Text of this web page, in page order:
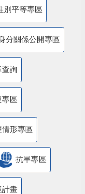
別平等專區
分關係公開專區
查詢
專區
形專區
抗旱專區
計畫